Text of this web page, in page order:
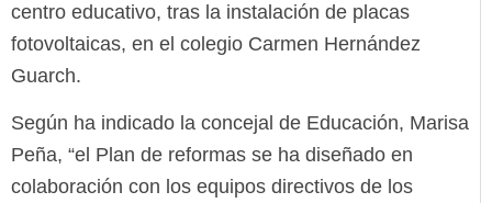
centro educativo, tras la instalación de placas
fotovoltaicas, en el colegio Carmen Hernández
Guarch.
Según ha indicado la concejal de Educación, Marisa
Peña, “el Plan de reformas se ha diseñado en
colaboración con los equipos directivos de los